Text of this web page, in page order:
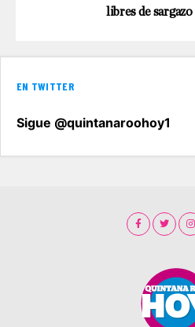
libres de sargazo
EN TWITTER
Sigue @quintanaroohoy1